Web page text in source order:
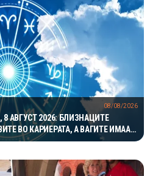
АВГУСТ 2026: БЛИЗНАЦИТЕ
ВО КАРИЕРАТА, А ВАГИТЕ ИМААТ
08/08/2026